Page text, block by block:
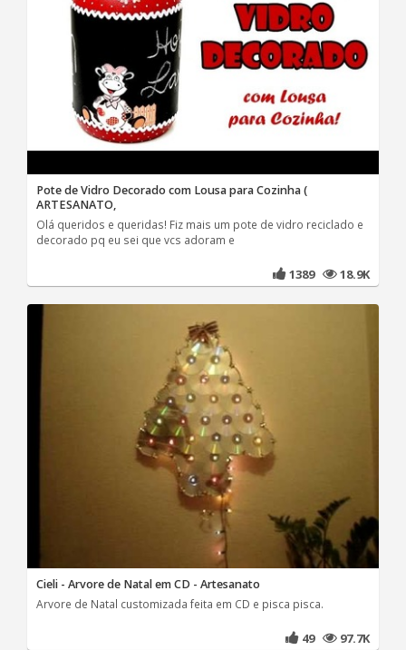
Pote de Vidro Decorado com Lousa para Cozinha (
ARTESANATO,
Olá queridos e queridas! Fiz mais um pote de vidro reciclado e
decorado pq eu sei que vcs adoram e
1389 18.9K
Cieli - Arvore de Natal em CD - Artesanato
Arvore de Natal customizada feita em CD e pisca pisca.
49 97.7K